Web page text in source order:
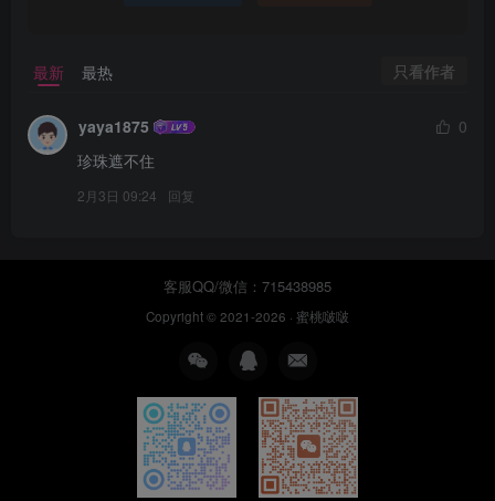
最新 最热 只看作者
yaya1875
0
珍珠遮不住
2月3日 09:24 回复
客服QQ/微信：715438985
Copyright © 2021-2026 · 蜜桃啵啵